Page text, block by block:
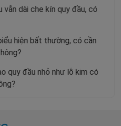
vẫn dài che kín quy đầu, có
hiện bất thường, có cần
quy đầu nhỏ như lỗ kim có